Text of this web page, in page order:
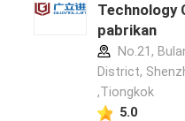
Technology
pabrikan
No.21,
District,
,Tiongkok
5.0